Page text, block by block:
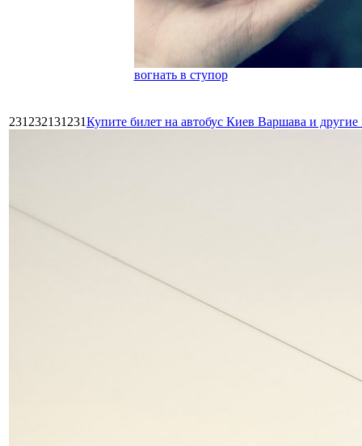
вогнать в ступор
231232131231Купите билет на автобус Киев Варшава и